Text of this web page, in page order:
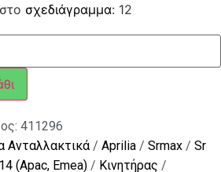
σχεδιάγραμμα: 12
411296
Ανταλλακτικά/ Aprilia / Srmax / Sr
(Apac, Emea) / Κινητήρας /